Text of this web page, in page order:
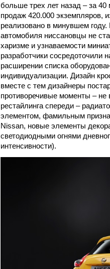
больше трех лет назад – за
продаж 420.000 экземпляров,
реализовано в минувшем
автомобиля ниссановцы не
харизме и узнаваемости
разработчики сосредоточили
расширении списка
индивидуализации. Дизайн
вместе с тем дизайнеры
противоречивые моменты –
рестайлинга спереди –
элементом, фамильным
Nissan, новые элементы
светодиодными огнями
интенсивности).